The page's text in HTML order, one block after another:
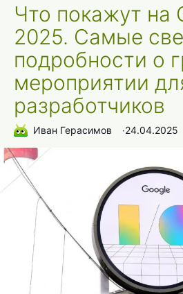
Что покажут на
2025. Самые
подробности о
мероприятии
разработчиков
Иван Герасимов ∙24.04.2025